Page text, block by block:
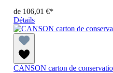
de 106,01 €*
Détails
CANSON carton de